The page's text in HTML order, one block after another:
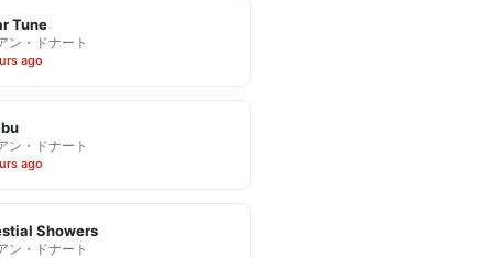
Tune
ン・ドナート
ago
ン・ドナート
ago
Showers
ン・ドナート